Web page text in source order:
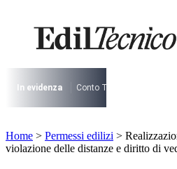
contenuto
I più cercati
Lorem ipsum dolor sit amet
Lorem ipsum dolor sit amet
In evidenza Conto Termico
I più cercati
Lorem ipsum dolor sit amet
Lorem ipsum dolor sit amet
Home > Permessi edilizi >
violazione delle distanze e diritto di